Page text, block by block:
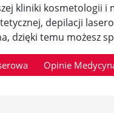
kliniki kosmetologii
depilacji
dzięki temu możesz
Opinie